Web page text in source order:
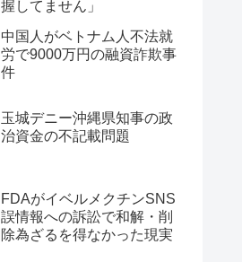
握してません」
中国人がベトナム人不法就
労で9000万円の融資詐欺事
件
玉城デニー沖縄県知事の政
治資金の不記載問題
FDAがイベルメクチンSNS
誤情報への訴訟で和解・削
除為ざるを得なかった現実